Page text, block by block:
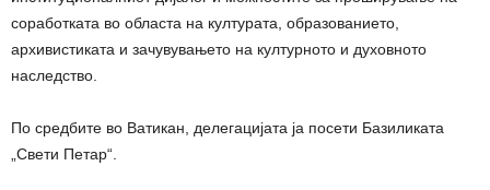
соработката во областа на културата, образованието,
архивистиката и зачувувањето на културното и духовното
наследство.
По средбите во Ватикан, делегацијата ја посети Базиликата
„Свети Петар“.